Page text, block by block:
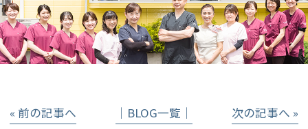
« 前の記事へ │BLOG一覧│ 次の記事へ »